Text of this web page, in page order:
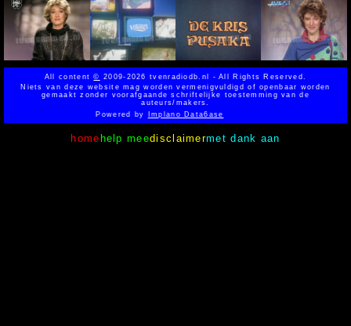
All content© 2009-2026 tvenradiodb.nl - All Rights Reserved.
Niets van deze website mag worden vermenigvuldigd of openbaar worden
gemaakt zonder voorafgaande schriftelijke toestemming van de
auteurs/makers.
Powered by
Implano Data6ase
home help meedisclaimermet dank aan